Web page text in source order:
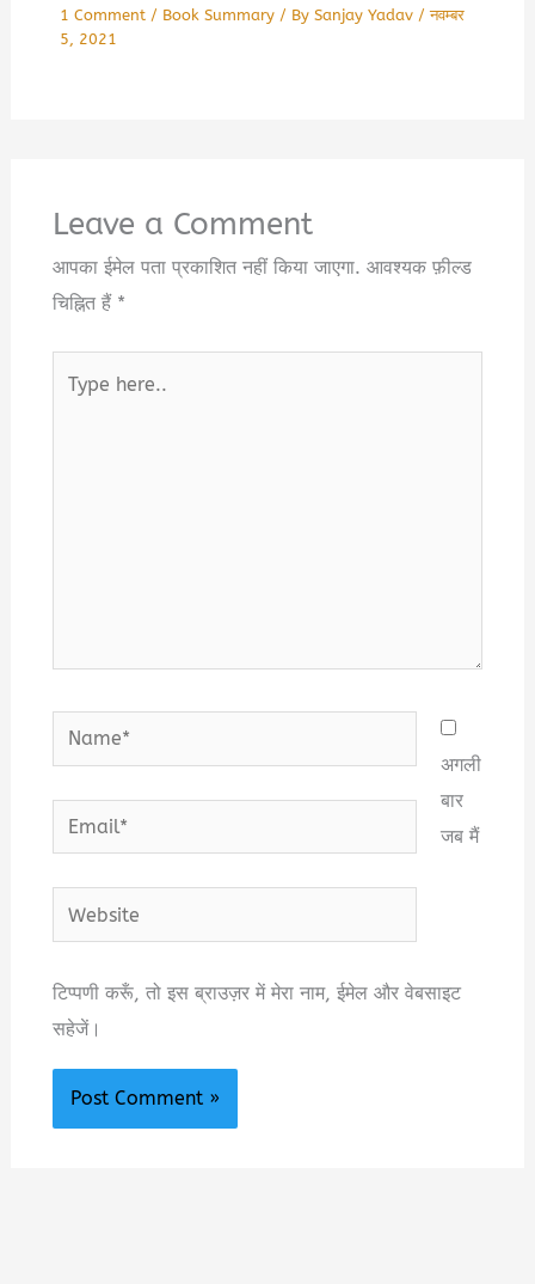
1 Comment / Book Summary/ By Sanjay Yadav /नवम्बर
5, 2021
Leave a Comment
आपका ईमेल पता प्रकाशित नहीं किया जाएगा. आवश्यक फ़ील्ड
चिह्नित हैं *
here..
Name*
Email*
Website
अगली
बार
जब मैं
टिप्पणी करूँ, तो इस ब्राउज़र में मेरा नाम, ईमेल और वेबसाइट
सहेजें।